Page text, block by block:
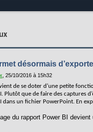
désormais
, 25/10/2016 à 15h32
de se doter d’une petite
Plutôt que de faire des captures
dans un fichier PowerPoint. En
du rapport Power BI devient